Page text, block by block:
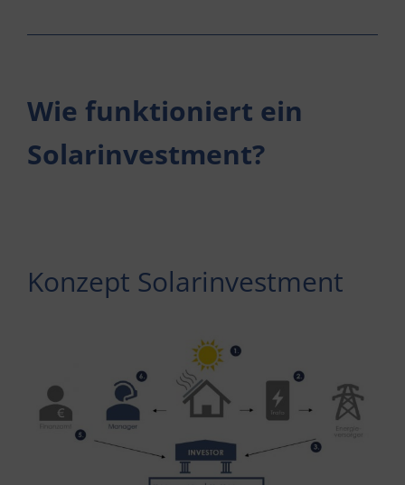
Wie funktioniert ein
Solarinvestment?
Konzept Solarinvestment